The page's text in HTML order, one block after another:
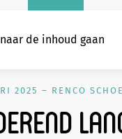
de inhoud gaan
2025 – RENCO